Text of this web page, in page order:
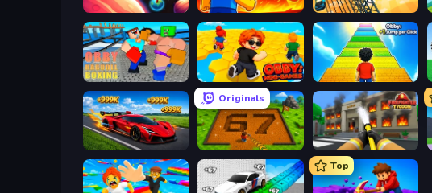
Obby: +1 to Spaceflight Altitude Obby: Legendary Dragon
Obby: Ragdoll Boxing Obby: Mini-Games Obby: +1 Jump per Click
Obby: +1 Speed Car Escape
Originals
Obby: Dig Brainrots Obby: Firefighter Tycoon
Top